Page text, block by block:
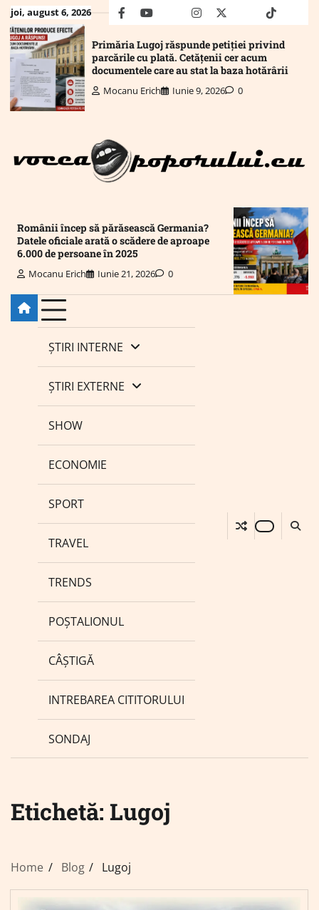
Skip
to
content
joi, august 6, 2026 facebookyoutubeMailinstagram
twitter truthtiktok
Primăria Lugoj răspunde petiției privind
parcările cu plată. Cetățenii cer acum
documentele care au stat la baza hotărârii
Mocanu Erich Iunie 9, 2026 0
Românii încep să părăsească Germania?
Datele oficiale arată o scădere de aproape
6.000 de persoane în 2025
Mocanu Erich Iunie 21, 2026 0
ȘTIRI INTERNE
ȘTIRI EXTERNE
SHOW
ECONOMIE
SPORT
TRAVEL
TRENDS
POȘTALIONUL
CÂȘTIGĂ
INTREBAREA CITITORULUI
SONDAJ
Etichetă: Lugoj
Home Blog Lugoj